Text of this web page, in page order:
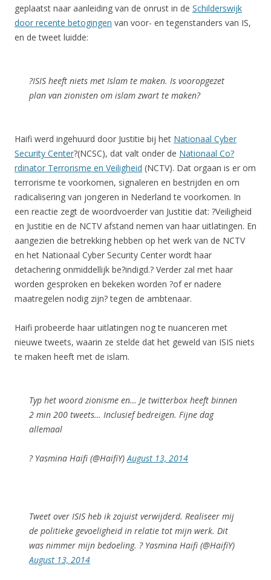
geplaatst naar aanleiding van de onrust in de Schilderswijk
door recente betogingen van voor- en tegenstanders van IS,
en de tweet luidde:
?ISIS heeft niets met Islam te maken. Is vooropgezet
plan van zionisten om islam zwart te maken?
Haifi werd ingehuurd door Justitie bij het Nationaal Cyber
Security Center?(NCSC), dat valt onder de Nationaal Co?
rdinator Terrorisme en Veiligheid (NCTV). Dat orgaan is er om
terrorisme te voorkomen, signaleren en bestrijden en om
radicalisering van jongeren in Nederland te voorkomen. In
een reactie zegt de woordvoerder van Justitie dat: ?Veiligheid
en Justitie en de NCTV afstand nemen van haar uitlatingen. En
aangezien die betrekking hebben op het werk van de NCTV
en het Nationaal Cyber Security Center wordt haar
detachering onmiddellijk be?indigd.? Verder zal met haar
worden gesproken en bekeken worden ?of er nadere
maatregelen nodig zijn? tegen de ambtenaar.
Haifi probeerde haar uitlatingen nog te nuanceren met
nieuwe tweets, waarin ze stelde dat het geweld van ISIS niets
te maken heeft met de islam.
Typ het woord zionisme en… Je twitterbox heeft binnen
2 min 200 tweets… Inclusief bedreigen. Fijne dag
allemaal
? Yasmina Haifi (@HaifiY)August 13, 2014
Tweet over ISIS heb ik zojuist verwijderd. Realiseer mij
de politieke gevoeligheid in relatie tot mijn werk. Dit
was nimmer mijn bedoeling. ? Yasmina Haifi (@HaifiY)
August 13, 2014